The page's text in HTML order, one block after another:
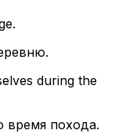
during the
время похода.